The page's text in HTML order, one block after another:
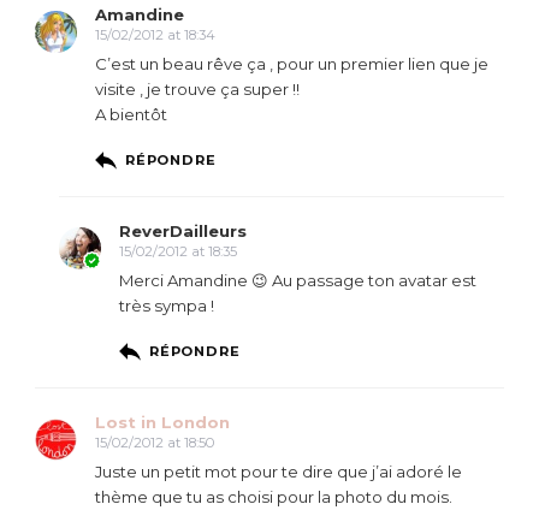
Amandine
15/02/2012 at 18:34
C’est un beau rêve ça , pour un premier lien que je
visite , je trouve ça super !!
A bientôt
RÉPONDRE
ReverDailleurs
15/02/2012 at 18:35
Merci Amandine 😉 Au passage ton avatar est
très sympa !
RÉPONDRE
Lost in London
15/02/2012 at 18:50
Juste un petit mot pour te dire que j’ai adoré le
thème que tu as choisi pour la photo du mois.